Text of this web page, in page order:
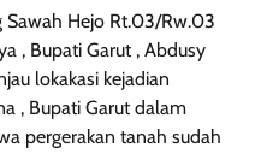
Sawah Hejo Rt.03/Rw.03
, Bupati Garut , Abdusy
lokakasi kejadian
, Bupati Garut dalam
pergerakan tanah sudah